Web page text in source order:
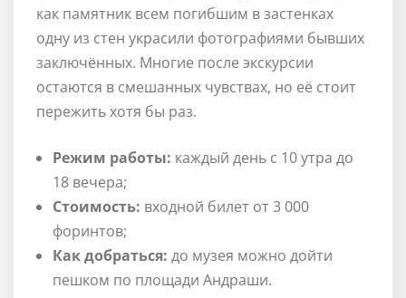
как памятник всем погибшим в застенках
одну из стен украсили фотографиями бывших
заключённых. Многие после экскурсии
остаются в смешанных чувствах, но её стоит
пережить хотя бы раз.
Режим работы: каждый день с 10 утра до
18 вечера;
Стоимость: входной билет от 3 000
форинтов;
Как добраться: до музея можно дойти
пешком по площади Андраши.